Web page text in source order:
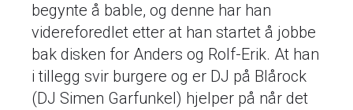
begynte å bable, og denne har han
videreforedlet etter at han startet å jobbe
bak disken for Anders og Rolf-Erik. At han
i tillegg svir burgere og er DJ på Blårock
(DJ Simen Garfunkel) hjelper på når det